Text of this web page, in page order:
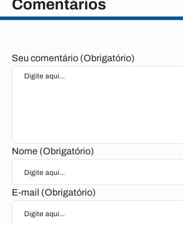
Comentários
Seu comentário (Obrigatório)
Nome (Obrigatório)
E-mail (Obrigatório)